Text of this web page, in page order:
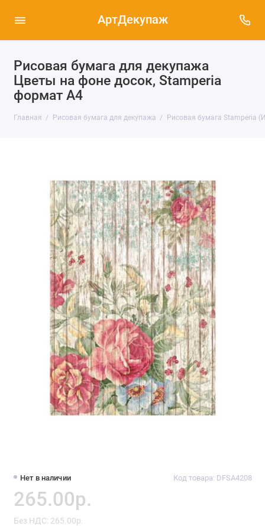
АртДекупаж
Рисовая бумага для декупажа
Цветы на фоне досок, Stamperia
формат А4
Главная Рисовая бумага для декупажа Рисовая бумага Stamperia
Нет в наличии Код товара: DFSA4208
265.00р.
Без НДС: 265.00р.